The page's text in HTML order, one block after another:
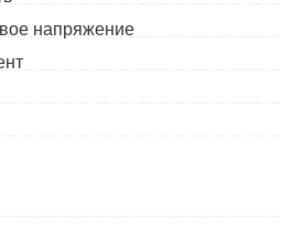
напряжение